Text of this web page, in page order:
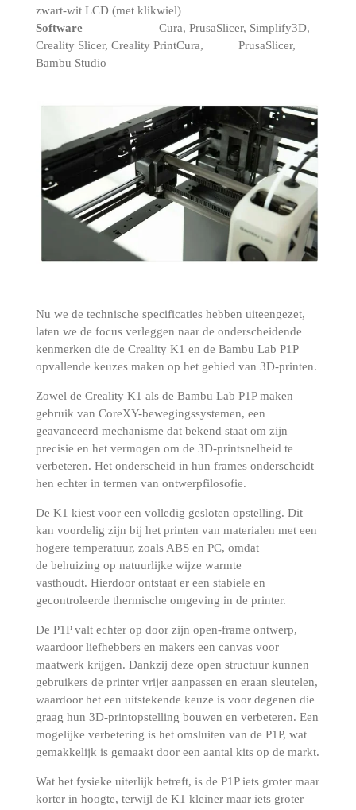
zwart-wit LCD (met klikwiel)
Software Cura, PrusaSlicer, Simplify3D,
Creality Slicer, Creality PrintCura, PrusaSlicer,
Bambu Studio
Nu we de technische specificaties hebben uiteengezet,
laten we de focus verleggen naar de onderscheidende
kenmerken die de Creality K1 en de Bambu Lab P1P
opvallende keuzes maken op het gebied van 3D-printen.
Zowel de Creality K1 als de Bambu Lab P1P maken
gebruik van CoreXY-bewegingssystemen, een
geavanceerd mechanisme dat bekend staat om zijn
precisie en het vermogen om de 3D-printsnelheid te
verbeteren. Het onderscheid in hun frames onderscheidt
hen echter in termen van ontwerpfilosofie.
De K1 kiest voor een volledig gesloten opstelling. Dit
kan voordelig zijn bij het printen van materialen met een
hogere temperatuur, zoals ABS en PC, omdat
de behuizing op natuurlijke wijze warmte
vasthoudt. Hierdoor ontstaat er een stabiele en
gecontroleerde thermische omgeving in de printer.
De P1P valt echter op door zijn open-frame ontwerp,
waardoor liefhebbers en makers een canvas voor
maatwerk krijgen. Dankzij deze open structuur kunnen
gebruikers de printer vrijer aanpassen en eraan sleutelen,
waardoor het een uitstekende keuze is voor degenen die
graag hun 3D-printopstelling bouwen en verbeteren. Een
mogelijke verbetering is het omsluiten van de P1P, wat
gemakkelijk is gemaakt door een aantal kits op de markt.
Wat het fysieke uiterlijk betreft, is de P1P iets groter maar
korter in hoogte, terwijl de K1 kleiner maar iets groter